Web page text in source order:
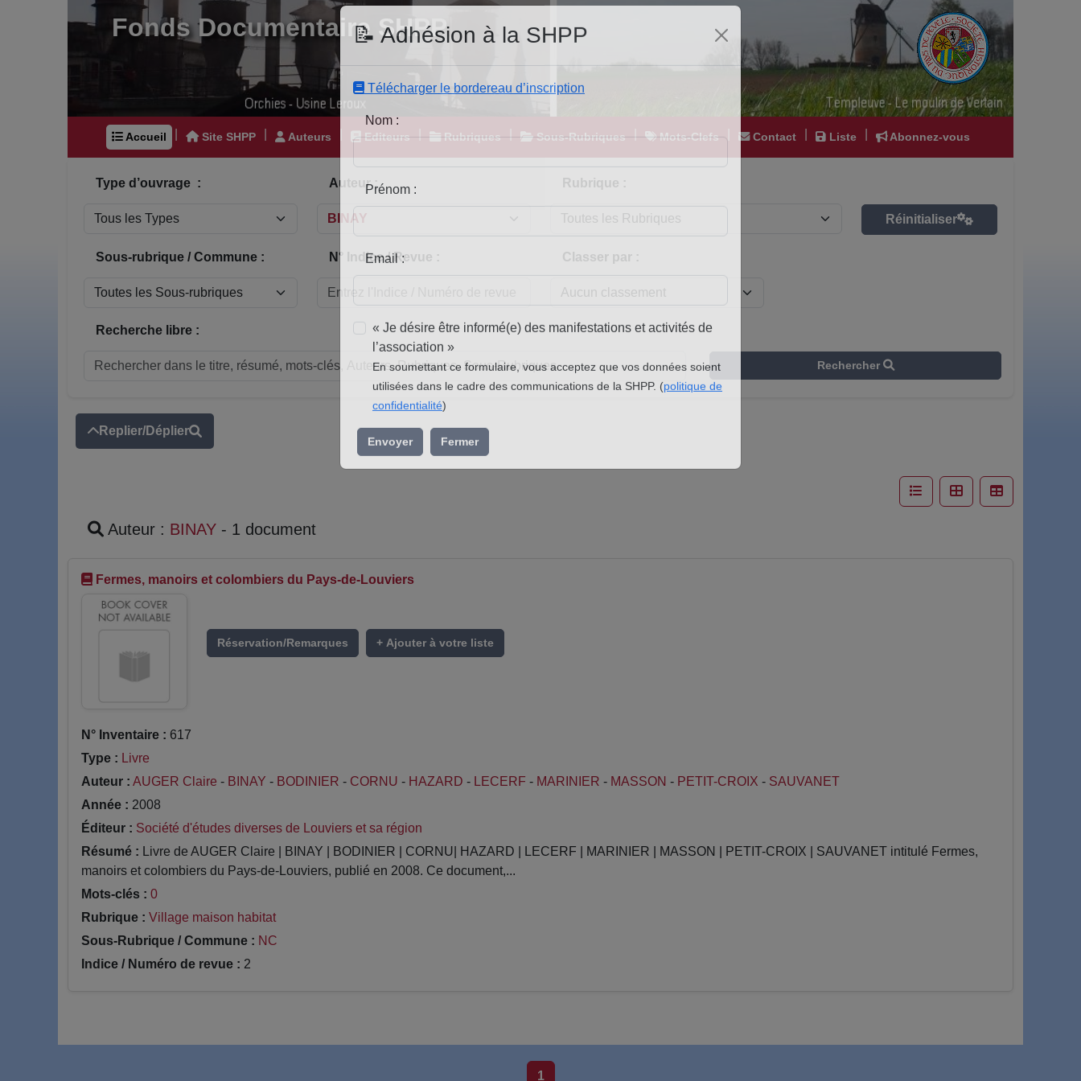
Fonds Documentaire SHPP
Accueil Site SHPP Auteurs Editeurs | Rubriques | Sous-Rubriques Mots-Clefs Contact Liste Abonnez-vous
Type d’ouvrage : Auteur : Rubrique :
Réinitialiser
Sous-rubrique / Commune : N° Indice / Revue : Classer par :
Recherche libre :
Rechercher
Replier/Déplier
Auteur : BINAY - 1 document
Fermes, manoirs et colombiers du Pays-de-Louviers
Réservation/Remarques + Ajouter à votre liste
N° Inventaire : 617
Type : Livre
Auteur : AUGER Claire - BINAY - BODINIER - CORNU - HAZARD - LECERF - MARINIER - MASSON - PETIT-CROIX - SAUVANET
Année : 2008
Éditeur : Société d'études diverses de Louviers et sa région
Résumé : Livre de AUGER Claire | BINAY | BODINIER | CORNU| HAZARD | LECERF | MARINIER | MASSON | PETIT-CROIX | SAUVANET intitulé Fermes,
manoirs et colombiers du Pays-de-Louviers, publié en 2008. Ce document,...
Mots-clés : 0
Rubrique : Village maison habitat
Sous-Rubrique / Commune : NC
Indice / Numéro de revue : 2
1
Nom :
Prénom :
« Je désire être informé(e) des manifestations et activités de
l’association »
En soumettant ce formulaire, vous acceptez que vos données soient
utilisées dans le cadre des communications de la SHPP. (
Envoyer Fermer